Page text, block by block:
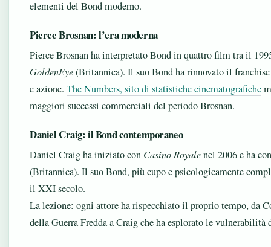
elementi del Bond moderno.
Pierce Brosnan: l’era moderna
Pierce Brosnan ha interpretato Bond in quattro film tra il
GoldenEye(Britannica). Il suo Bond ha rinnovato il
e azione. The Numbers, sito di statistiche cinematografiche
maggiori successi commerciali del periodo Brosnan.
Daniel Craig: il Bond contemporaneo
Daniel Craig ha iniziato con Casino Royalenel 2006 e ha
(Britannica). Il suo Bond, più cupo e psicologicamente
il XXI secolo.
La lezione: ogni attore ha rispecchiato il proprio tempo, da
della Guerra Fredda a Craig che ha esplorato le vulnerabilità